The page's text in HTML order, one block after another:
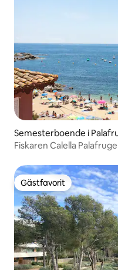
Semesterboende i
Fiskaren Calella Palafrugell
Gästfavorit
Gästfavorit